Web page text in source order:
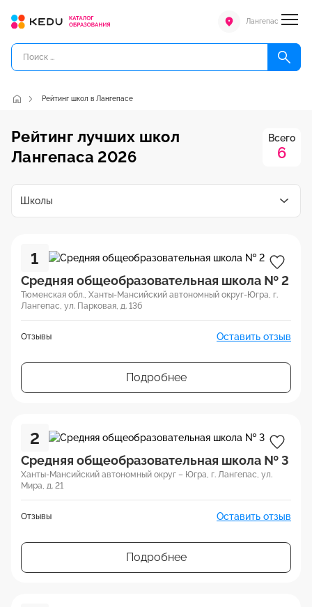
Лангепас
Рейтинг школ в Лангепасе
Рейтинг лучших школ
Лангепаса 2026
Всего
6
Школы
1
Средняя общеобразовательная школа № 2
Тюменская обл., Ханты-Мансийский автономный округ-Югра, г.
Лангепас, ул. Парковая, д. 13б
Отзывы Оставить отзыв
Подробнее
2
Средняя общеобразовательная школа № 3
Ханты-Мансийский автономный округ – Югра, г. Лангепас, ул.
Мира, д. 21
Отзывы Оставить отзыв
Подробнее